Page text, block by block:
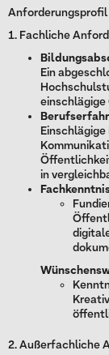
Anforderungsprofil
1. Fachliche
Ein
in
2. Außerfachliche